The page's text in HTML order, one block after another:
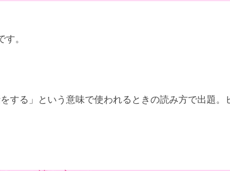
。
する」という意味で使われるときの読み方で出題。